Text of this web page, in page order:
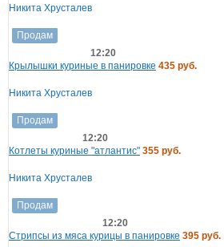
Никита Хрусталев
Продам
12:20
Крылышки куриные в панировке 435 руб.
Никита Хрусталев
Продам
12:20
Котлеты куриные "атлантис" 355 руб.
Никита Хрусталев
Продам
12:20
Стрипсы из мяса курицы в панировке 395 руб.